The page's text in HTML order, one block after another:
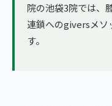
院の池袋3院では、
連鎖へのgiversメソ
す。